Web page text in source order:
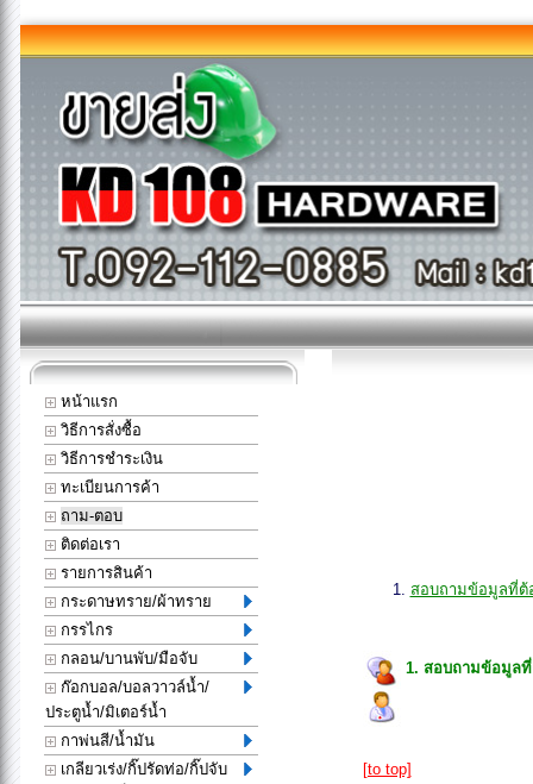
หน้าแรก
วิธีการสั่งซื้อ
วิธีการชำระเงิน
ทะเบียนการค้า
ถาม-ตอบ
ติดต่อเรา
รายการสินค้า
กระดาษทราย/ผ้าทราย
กรรไกร
กลอน/บานพับ/มือจับ
ก๊อกบอล/บอลวาวล์น้ำ/
ประตูน้ำ/มิเตอร์น้ำ
กาพ่นสี/น้ำมัน
เกลียวเร่ง/กิ๊ปรัดท่อ/กิ๊ปจับ
สอบถามข้อมูลที่ต้
1. สอบถามข้อมูลที่
[to top]